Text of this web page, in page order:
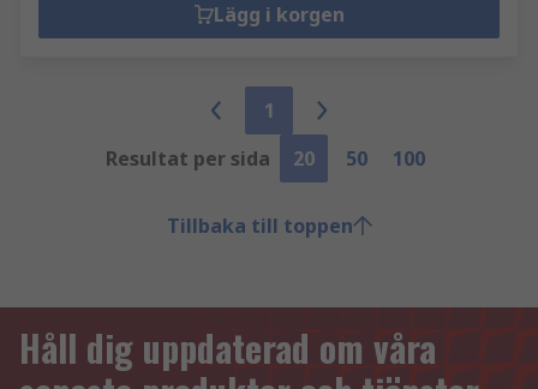
Lägg i korgen
1
Resultat per sida
20 50 100
Tillbaka till toppen
Håll dig uppdaterad om våra